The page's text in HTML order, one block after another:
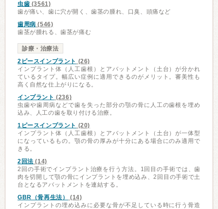
虫歯 (3561)
歯が痛い、歯に穴が開く、歯茎の腫れ、口臭、頭痛など
歯周病 (546)
歯茎が腫れる、歯茎が痛む
診療・治療法
2ピースインプラント (26)
インプラント体（人工歯根）とアバットメント（土台）が分かれ
ているタイプ。幅広い症例に適用できるのがメリット。審美性も
高く自然な仕上がりになる。
インプラント (236)
虫歯や歯周病などで歯を失った部分の顎の骨に人工の歯根を埋め
込み、人工の歯を取り付ける治療。
1ピースインプラント (20)
インプラント体（人工歯根）とアバットメント（土台）が一体型
になっているもの。顎の骨の厚みが十分にある場合にのみ適用で
きる。
2回法 (14)
2回の手術でインプラント治療を行う方法。1回目の手術では、歯
肉を切開して顎の骨にインプラントを埋め込み、2回目の手術で土
台となるアバットメントを連結する。
GBR（骨再生法）
(14)
インプラントの埋め込みに必要な骨が不足している時に行う骨造